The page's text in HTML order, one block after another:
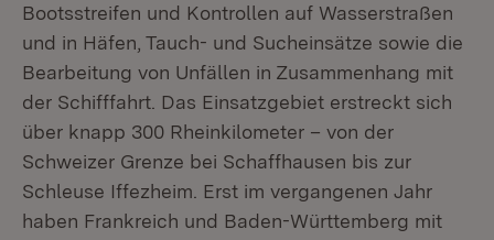
Bootsstreifen und Kontrollen auf Wasserstraßen
und in Häfen, Tauch- und Sucheinsätze sowie die
Bearbeitung von Unfällen in Zusammenhang mit
der Schifffahrt. Das Einsatzgebiet erstreckt sich
über knapp 300 Rheinkilometer – von der
Schweizer Grenze bei Schaffhausen bis zur
Schleuse Iffezheim. Erst im vergangenen Jahr
haben Frankreich und Baden-Württemberg mit